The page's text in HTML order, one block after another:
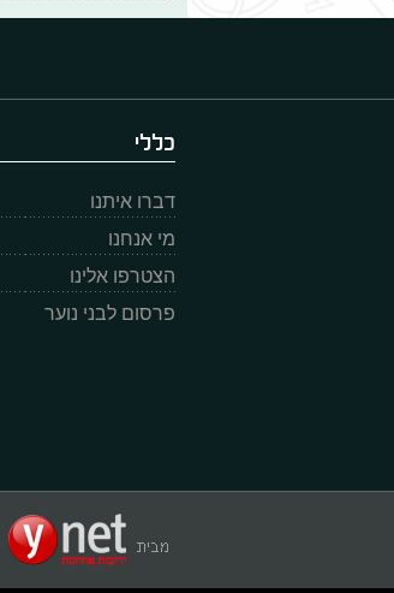
כללי
דברו איתנו
מי אנחנו
הצטרפו אלינו
פרסום לבני נוער